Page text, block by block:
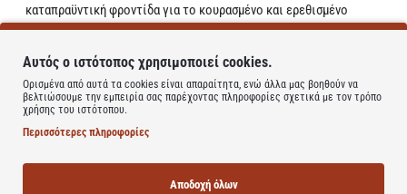
καταπραϋντική φροντίδα για το κουρασμένο και ερεθισμένο
δέρμα.
Βασικά Συστατικά
- Εκχύλισμα Chondrus Crispus
Γνωστό ως Red Algae, είναι πλούσιο σε πρωτεΐνες, βιταμίνες και
αντιοξειδωτικά.
- Εκχύλισμα Saccharum Officinarum (Ζαχαροκάλαμο)
Βοηθά στην ελαχιστοποίηση των κηλίδων και διατηρεί το δέρμα
Αυτός ο ιστότοπος χρησιμοποιεί cookies.
Ορισμένα από αυτά τα cookies είναι απαραίτητα, ενώ άλλα μας βοηθούν να
βελτιώσουμε την εμπειρία σας παρέχοντας πληροφορίες σχετικά με τον τρόπο
χρήσης του ιστότοπου.
Περισσότερες πληροφορίες
Αποδοχή όλων